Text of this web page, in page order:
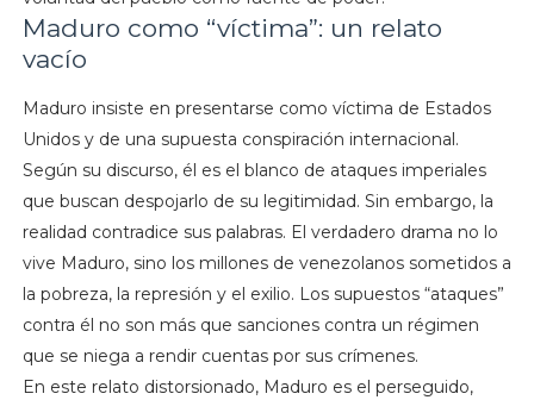
Maduro como “víctima”: un relato
vacío
Maduro insiste en presentarse como víctima de Estados
Unidos y de una supuesta conspiración internacional.
Según su discurso, él es el blanco de ataques imperiales
que buscan despojarlo de su legitimidad. Sin embargo, la
realidad contradice sus palabras. El verdadero drama no lo
vive Maduro, sino los millones de venezolanos sometidos a
la pobreza, la represión y el exilio. Los supuestos “ataques”
contra él no son más que sanciones contra un régimen
que se niega a rendir cuentas por sus crímenes.
En este relato distorsionado, Maduro es el perseguido,